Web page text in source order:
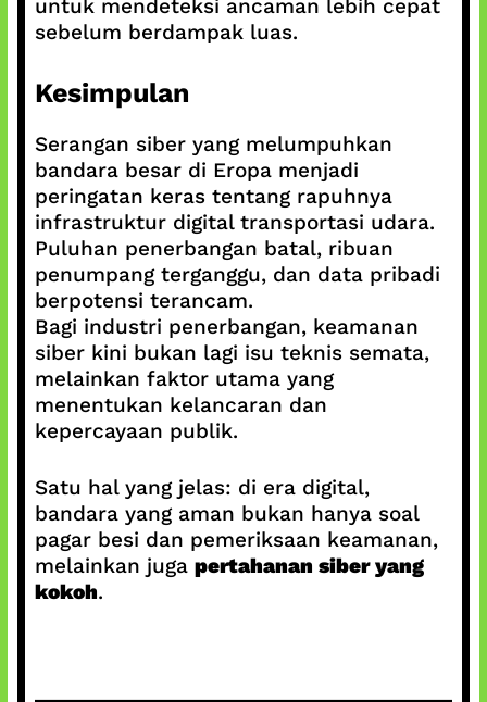
untuk mendeteksi ancaman lebih cepat
sebelum berdampak luas.
Kesimpulan
Serangan siber yang melumpuhkan
bandara besar di Eropa menjadi
peringatan keras tentang rapuhnya
infrastruktur digital transportasi udara.
Puluhan penerbangan batal, ribuan
penumpang terganggu, dan data pribadi
berpotensi terancam.
Bagi industri penerbangan, keamanan
siber kini bukan lagi isu teknis semata,
melainkan faktor utama yang
menentukan kelancaran dan
kepercayaan publik.
Satu hal yang jelas: di era digital,
bandara yang aman bukan hanya soal
pagar besi dan pemeriksaan keamanan,
melainkan juga pertahanan siber yang
kokoh.